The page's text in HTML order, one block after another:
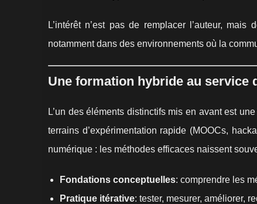
L’intérêt n’est pas de remplacer l’auteur,
notamment dans des environnements où la
Une formation hybride au service
L’un des éléments distinctifs mis en avant est
terrains d’expérimentation rapide (MOOCs,
numérique : les méthodes efficaces naissent
Fondations conceptuelles: comprendre les
Pratique itérative: tester, mesurer, améliorer,